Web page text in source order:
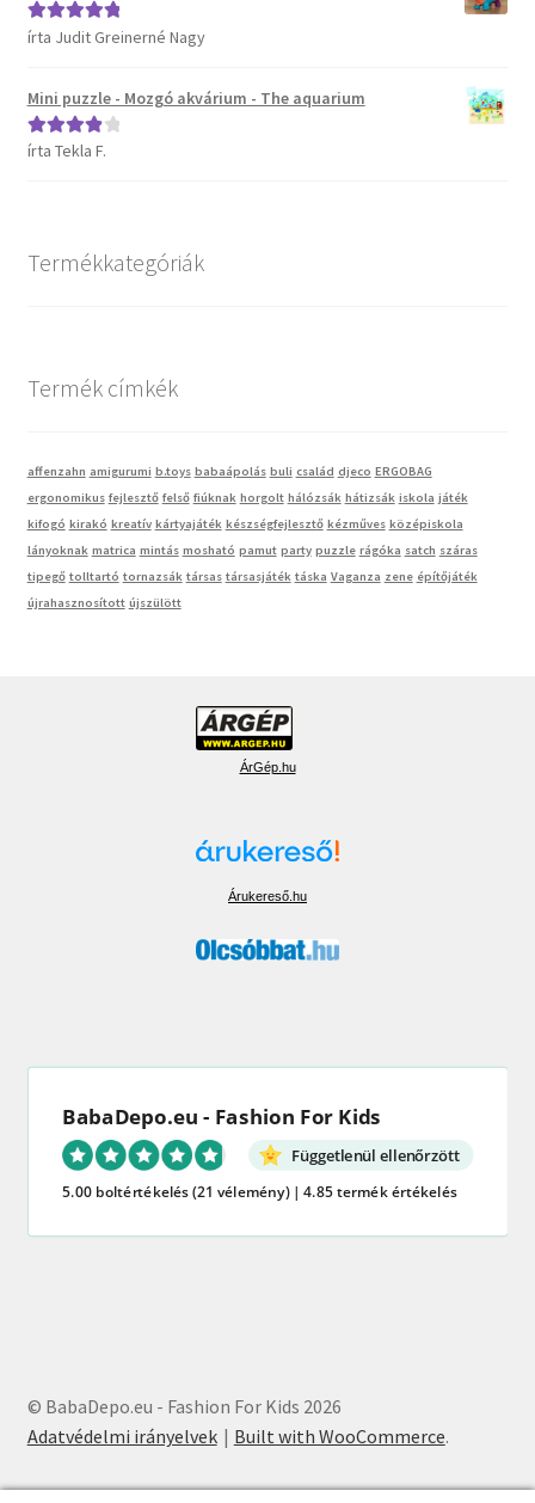
Wonder Wheels autók
Értékelés:5/
írta Judit Greinerné Nagy
Mini puzzle - Mozgó akvárium - The aquarium
Értékelés:
írta Tekla F.
Termékkategóriák
Termék címkék
affenzahn amigurumi b.toys babaápolás buli család djeco ERGOBAG
ergonomikus fejlesztő felső fiúknak horgolt hálózsák hátizsák iskola játék
kifogó kirakó kreatív kártyajáték készségfejlesztő kézműves középiskola
lányoknak matrica mintás mosható pamut party puzzle rágóka satch száras
tipegő tolltartó tornazsák társas társasjáték táska Vaganza zene építőjáték
újrahasznosított újszülött
ÁrGép.hu
Árukereső.hu
BabaDepo.eu - Fashion For Kids
Függetlenül ellenőrzött
5.00 boltértékelés(21 vélemény)| 4.85 termék értékelés
© BabaDepo.eu - Fashion For Kids 2026
Adatvédelmi irányelvek
Built with WooCommerce.